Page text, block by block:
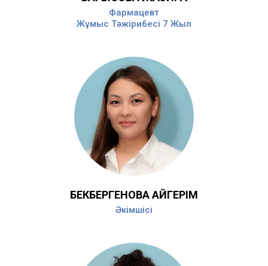
Фармацевт
Жұмыс Тәжірибесі 7 Жыл
БЕКБЕРГЕНОВА АЙГЕРІМ
Әкімшісі